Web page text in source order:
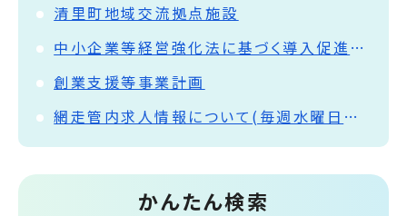
清里町地域交流拠点施設
中小企業等経営強化法に基づく導入促進基本計画の変更について
創業支援等事業計画
網走管内求人情報について(毎週水曜日更新)
かんたん検索